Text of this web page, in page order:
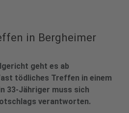
in Bergheimer
geht es ab
tödliches Treffen in einem
33-Jähriger muss sich
verantworten.